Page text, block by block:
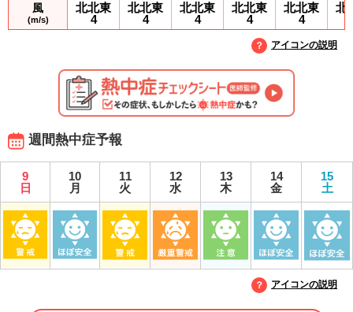
風
(m/s)
北北東
4
北北東
4
北北東
4
北北東
4
北北東
4
北
アイコンの説明
週間熱中症予報
9
日
10
月
11
火
12
水
13
木
14
金
15
土
アイコンの説明